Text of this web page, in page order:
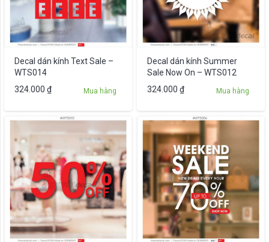
Decal dán kính Text Sale –
WTS014
324.000 ₫ Mua hàng
Decal dán kính Summer
Sale Now On – WTS012
324.000 ₫ Mua hàng